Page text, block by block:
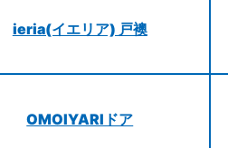
ieria(イエリア) 戸襖
OMOIYARIドア